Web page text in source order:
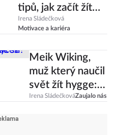
tipů, jak začít žít
tady a teď
Irena Sládečková
Motivace a kariéra
Meik Wiking,
muž který naučil
svět žít hygge:
Jak se měří
Irena SládečkováZaujalo nás